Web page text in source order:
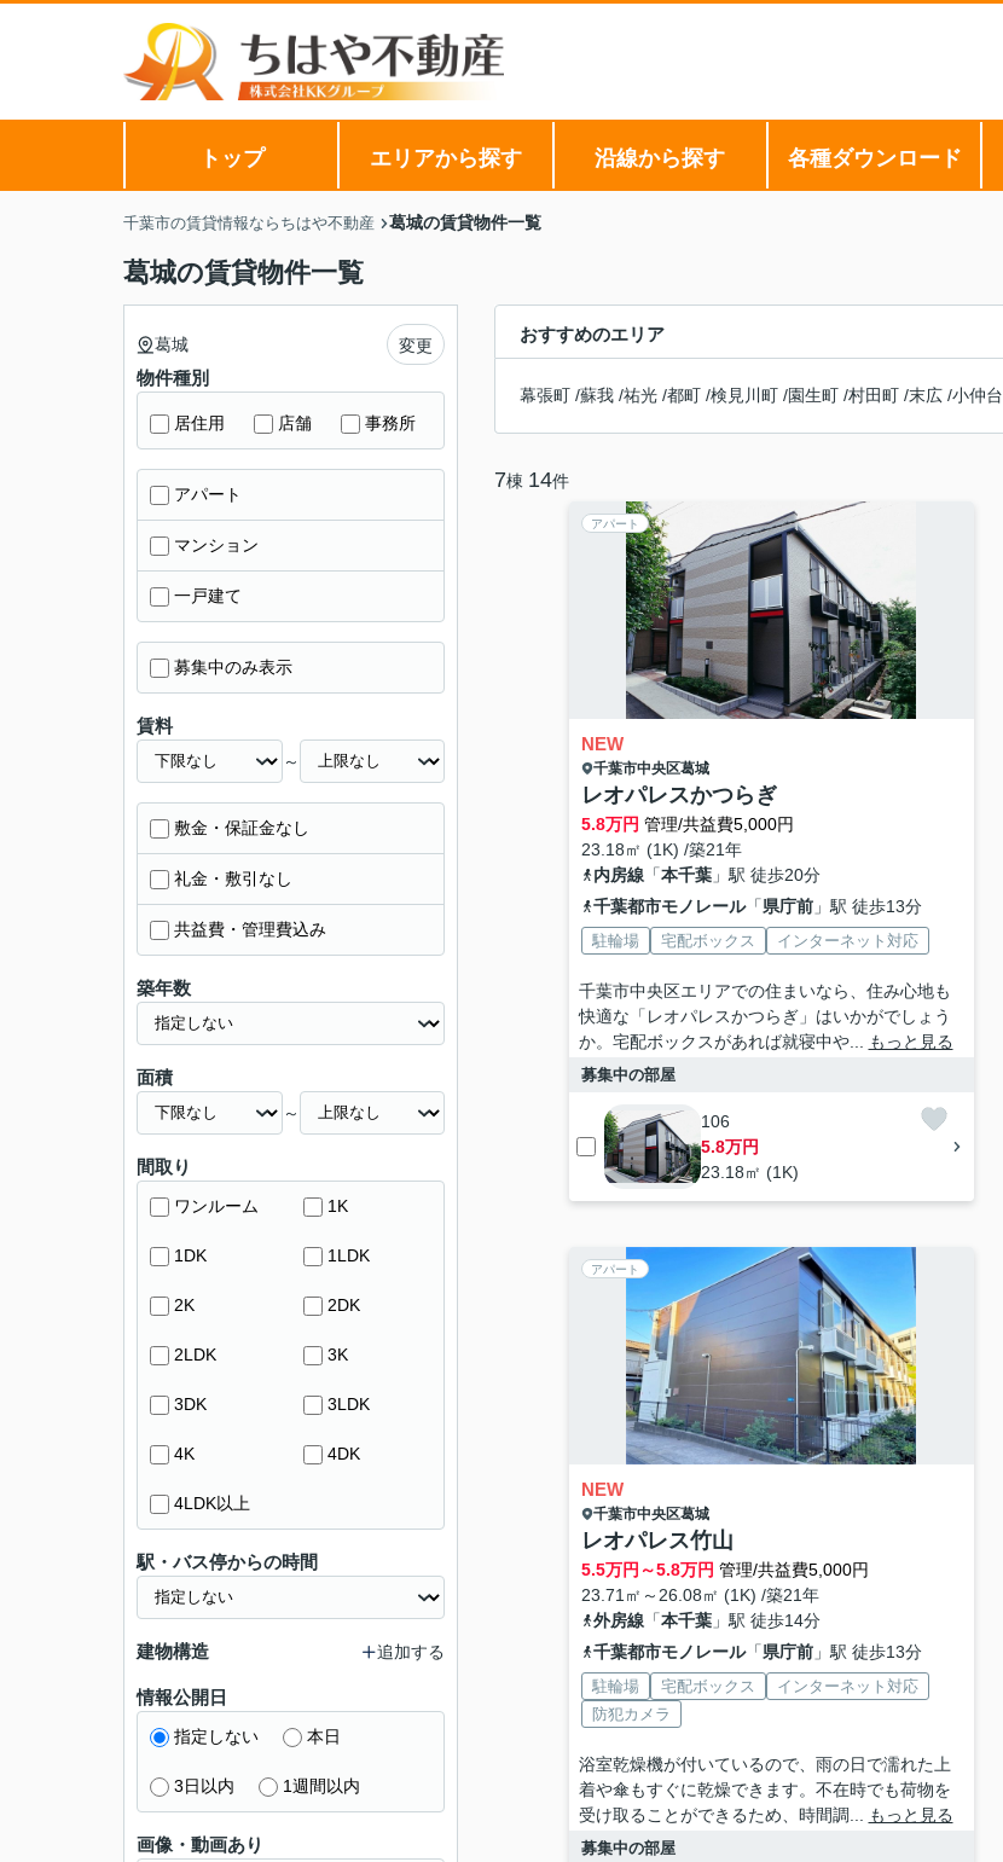
トップ エリアから探す 沿線から探す 各種ダウンロード
千葉市の賃貸情報ならちはや不動産 葛城の賃貸物件一覧
葛城の賃貸物件一覧
おすすめのエリア
幕張町 /蘇我 /祐光 /都町 /検見川町 /園生町 /村田町 /末広 /小仲台
7棟 14件
アパート
NEW
千葉市中央区葛城
レオパレスかつらぎ
5.8万円 管理/共益費5,000円
23.18㎡ (1K) /築21年
内房線「本千葉」駅 徒歩20分
千葉都市モノレール「県庁前」駅 徒歩13分
駐輪場 宅配ボックス インターネット対応
千葉市中央区エリアでの住まいなら、住み心地も
快適な「レオパレスかつらぎ」はいかがでしょう
か。宅配ボックスがあれば就寝中や...
もっと見る
募集中の部屋
106
5.8万円
23.18㎡ (1K)
アパート
NEW
千葉市中央区葛城
レオパレス竹山
5.5万円～5.8万円 管理/共益費5,000円
23.71㎡～26.08㎡ (1K) /築21年
外房線「本千葉」駅 徒歩14分
千葉都市モノレール「県庁前」駅 徒歩13分
駐輪場 宅配ボックス
インターネット対応
防犯カメラ
浴室乾燥機が付いているので、雨の日で濡れた上
着や傘もすぐに乾燥できます。不在時でも荷物を
受け取ることができるため、時間調...
もっと見る
募集中の部屋
葛城 変更
物件種別
居住用 店舗 事務所
アパート
マンション
一戸建て
募集中のみ表示
賃料
～
敷金・保証金なし
礼金・敷引なし
共益費・管理費込み
築年数
面積
～
間取り
ワンルーム 1K
1DK 1LDK
2K 2DK
2LDK 3K
3DK 3LDK
4K 4DK
4LDK以上
駅・バス停からの時間
建物構造 追加する
情報公開日
指定しない 本日
3日以内 1週間以内
画像・動画あり